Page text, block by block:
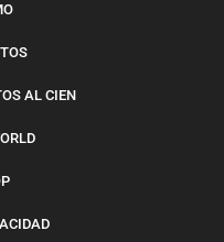
AL CIEN